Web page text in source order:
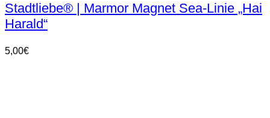
Stadtliebe® | Marmor Magnet Sea-Linie „Hai
Harald“
5,00€